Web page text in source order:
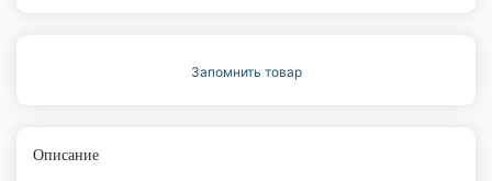
Запомнить товар
Описание